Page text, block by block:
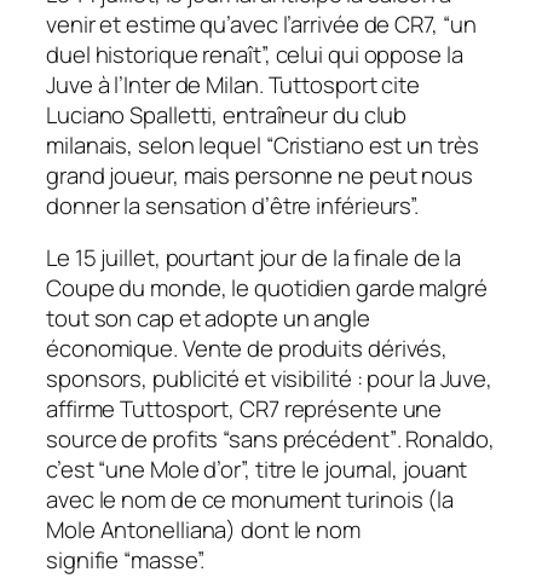
venir et estime qu’avec l’arrivée deCR7, “un
duel historique renaît”, celui qui oppose la
Juve à l’Inter de Milan.Tuttosportcite
Luciano Spalletti, entraîneur du club
milanais, selon lequel “Cristiano est un très
grand joueur, mais personne ne peut nous
donner la sensation d’être inférieurs”.
Le 15 juillet, pourtant jour de la finale de la
Coupe du monde, le quotidien garde malgré
tout son cap et adopte un angle
économique. Vente de produits dérivés,
sponsors, publicité et visibilité : pour la Juve,
affirmeTuttosport, CR7représente une
source de profits “sans précédent”. Ronaldo,
c’est“une Mole d’or”, titre le journal, jouant
avec le nom de ce monument turinois (la
Mole Antonelliana) dont le nom
signifie “masse”.